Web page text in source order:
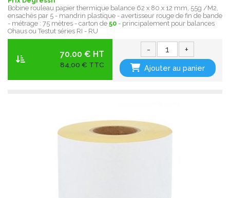
Bobine rouleau papier thermique balance 62 x 80 x 12 mm, 55g /M2,
ensachés par 5 - mandrin plastique - avertisseur rouge de fin de bande
- métrage : 75 mètres - carton de 50 - principalement pour balances
Ohaus ou Testut séries RI - RU
70.00 € HT
84,00 € TTC
- +
Ajouter au panier